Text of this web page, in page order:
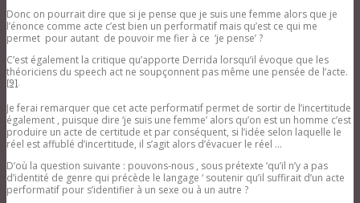
Donc on pourrait dire que si je pense que je suis une femme alors que je
l’énonce comme acte c’est bien un performatif mais qu’est ce qui me
permet pour autant de pouvoir me fier à ce ‘je pense’ ?
C’est également la critique qu’apporte Derrida lorsqu’il évoque que les
théoriciens du speech act ne soupçonnent pas même une pensée de l’acte.
[9]
Je ferai remarquer que cet acte performatif permet de sortir de l’incertitude
également , puisque dire ‘je suis une femme’ alors qu’on est un homme c’est
produire un acte de certitude et par conséquent, si l’idée selon laquelle le
réel est affublé d’incertitude, il s’agit alors d’évacuer le réel …
D’où la question suivante : pouvons-nous , sous prétexte ‘qu’il n’y a pas
d’identité de genre qui précède le langage ‘ soutenir qu’il suffirait d’un acte
performatif pour s’identifier à un sexe ou à un autre ?